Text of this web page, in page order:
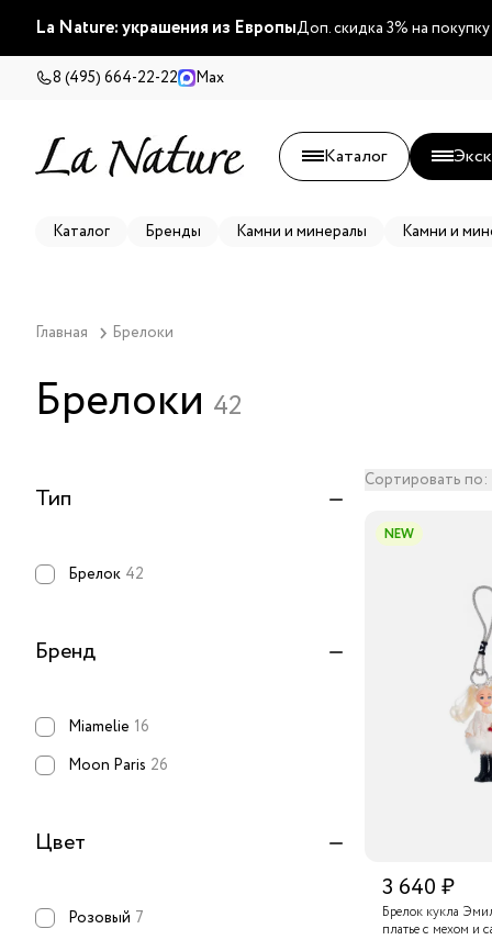
La Nature: украшения из ЕвропыДоп. скидка 3% на
8 (495) 664-22-22 Max
Каталог
Каталог Бренды Камни и минералы Камни и
Главная Брелоки
Брелоки 42
Тип
Брелок 42
Бренд
Miamelie 16
Moon Paris 26
Цвет
Розовый 7
Сортировать по:
NEW
3 640 ₽
Брелок кукла
платье с мехом и